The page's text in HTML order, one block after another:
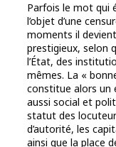
Parfois le mot qui
l’objet d’une
moments il
prestigieux, selon
l’État, des
mêmes. La «
constitue alors un
aussi social et
statut des
d’autorité, les
ainsi que la place